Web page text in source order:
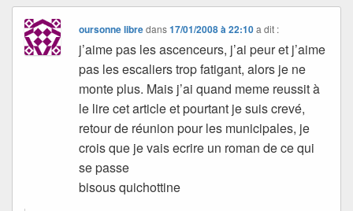
oursonne libredans17/01/2008 à 22:10 a dit :
j’aime pas les ascenceurs, j’ai peur et j’aime
pas les escaliers trop fatigant, alors je ne
monte plus. Mais j’ai quand meme reussit à
le lire cet article et pourtant je suis crevé,
retour de réunion pour les municipales, je
crois que je vais ecrire un roman de ce qui
se passe
bisous quichottine